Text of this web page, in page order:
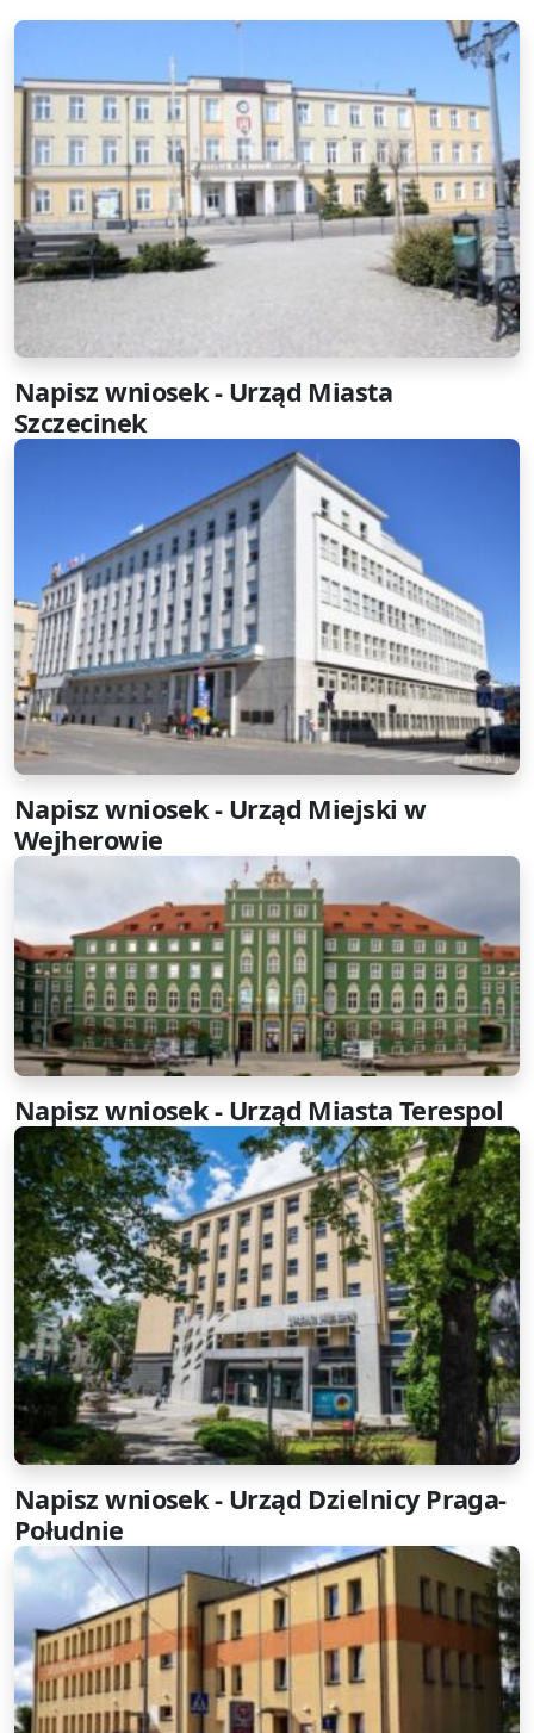
Napisz wniosek - Urząd Miasta
Szczecinek
Napisz wniosek - Urząd Miejski w
Wejherowie
Napisz wniosek - Urząd Miasta Terespol
Napisz wniosek - Urząd Dzielnicy Praga-
Południe